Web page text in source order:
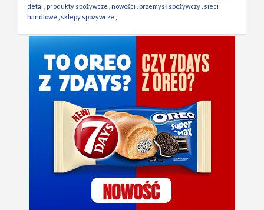
detal
produkty spożywcze nowości przemysł spożywczy sieci
handlowe
sklepy spożywcze